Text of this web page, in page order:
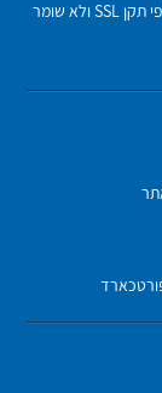
הזמנה באתר ללא חיוב, התשלום במלון. הוטלס מאובטח לפי תקן SSL ולא שומר